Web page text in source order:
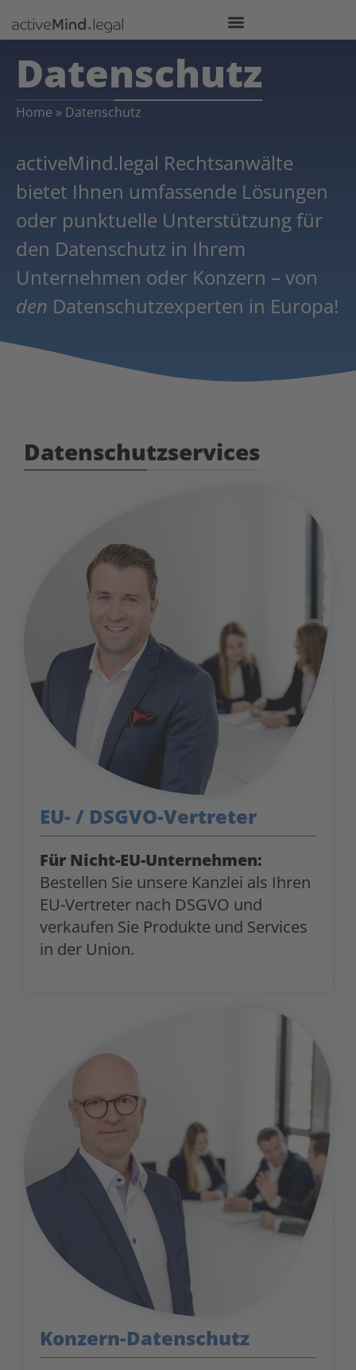
Datenschutz
Home » Datenschutz
activeMind.legal Rechtsanwälte
bietet Ihnen umfassende Lösungen
oder punktuelle Unterstützung für
den Datenschutz in Ihrem
Unternehmen oder Konzern – von
den Datenschutzexperten in Europa!
Datenschutzservices
EU- / DSGVO-Vertreter
Für Nicht-EU-Unternehmen:
Bestellen Sie unsere Kanzlei als Ihren
EU-Vertreter nach DSGVO und
verkaufen Sie Produkte und Services
in der Union.
Konzern-Datenschutz